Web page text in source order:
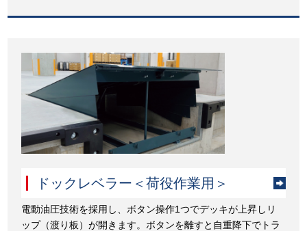
ドックレベラー＜荷役作業用＞
電動油圧技術を採用し、ボタン操作1つでデッキが上昇しリ
ップ（渡り板）が開きます。ボタンを離すと自重降下でトラ